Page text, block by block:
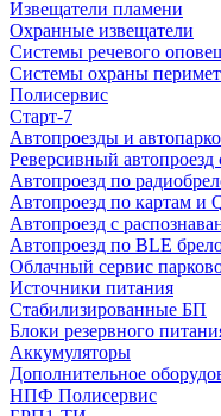
Извещатели пламени
Охранные извещатели
Системы речевого
Системы охраны
Полисервис
Старт-7
Автопроезды и
Реверсивный
Автопроезд по
Автопроезд по картам и
Автопроезд с
Автопроезд по BLE
Облачный сервис
Источники питания
Стабилизированные БП
Блоки резервного
Аккумуляторы
Дополнительное
НПФ Полисервис